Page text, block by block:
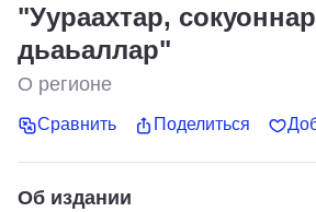
"Уураахтар,
дьаьаллар"
О регионе
Сравнить Поделиться
Об издании